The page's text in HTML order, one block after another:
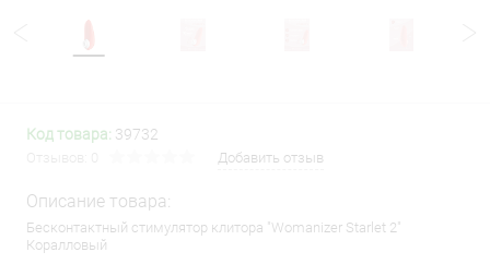
Код товара: 39732
Добавить отзыв
Описание товара:
Бесконтактный стимулятор клитора "Womanizer Starlet 2"
Коралловый